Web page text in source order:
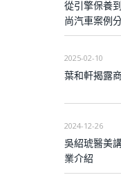
從引擎保養
尚汽車案例
2025-02-10
葉和軒揭露
2024-12-26
吳紹琥醫美
業介紹